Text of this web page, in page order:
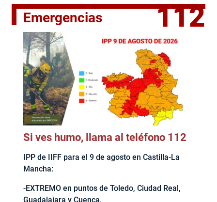
Emergencias 112
Si ves humo, llama al teléfono 112
IPP de IIFF para el 9 de agosto en Castilla-La
Mancha:
-EXTREMO en puntos de Toledo, Ciudad Real,
Guadalajara y Cuenca.